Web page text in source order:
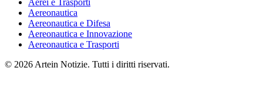
Aereonautica
Aereonautica e Difesa
Aereonautica e Innovazione
Aereonautica e Trasporti
© 2026 Artein Notizie. Tutti i diritti riservati.